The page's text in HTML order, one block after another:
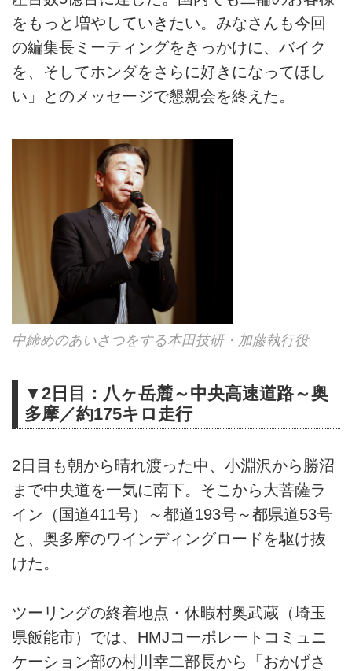
をもっと増やしていきたい。みなさんも今回
の編集長ミーティングをきっかけに、バイク
を、そしてホンダをさらに好きになってほし
い」とのメッセージで懇親会を終えた。
中締めのあいさつをする本田技研・加藤執行役
▼2日目：八ヶ岳麓～中央高速道路～奥
多摩／約175キロ走行
2日目も朝から晴れ渡った中、小淵沢から勝沼
まで中央道を一気に南下。そこから大菩薩ラ
イン（国道411号）～都道193号～都県道53号
と、奥多摩のワインディングロードを駆け抜
けた。
ツーリングの終着地点・休暇村奥武蔵（埼玉
県飯能市）では、HMJコーポレートコミュニ
ケーション部の村川幸二部長から「おかげさ